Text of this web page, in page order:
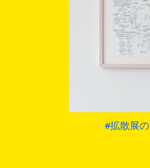
#拡散展